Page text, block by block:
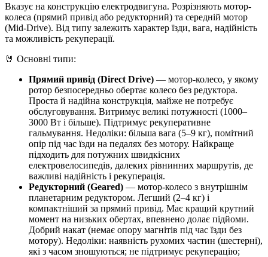
Вказує на конструкцію електродвигуна. Розрізняють мотор-
колеса (прямий привід або редукторний) та середній мотор
(Mid‑Drive). Від типу залежить характер їзди, вага, надійність
та можливість рекуперації.
🤘 Основні типи:
Прямий привід (Direct Drive) — мотор-колесо, у якому
ротор безпосередньо обертає колесо без редуктора.
Проста й надійна конструкція, майже не потребує
обслуговування. Витримує великі потужності (1000–
3000 Вт і більше). Підтримує рекуперативне
гальмування. Недоліки: більша вага (5–9 кг), помітний
опір під час їзди на педалях без мотору. Найкраще
підходить для потужних швидкісних
електровелосипедів, далеких рівнинних маршрутів, де
важливі надійність і рекуперація.
Редукторний (Geared) — мотор-колесо з внутрішнім
планетарним редуктором. Легший (2–4 кг) і
компактніший за прямий привід. Має кращий крутний
момент на низьких обертах, впевнено долає підйоми.
Добрий накат (немає опору магнітів під час їзди без
мотору). Недоліки: наявність рухомих частин (шестерні),
які з часом зношуються; не підтримує рекуперацію;